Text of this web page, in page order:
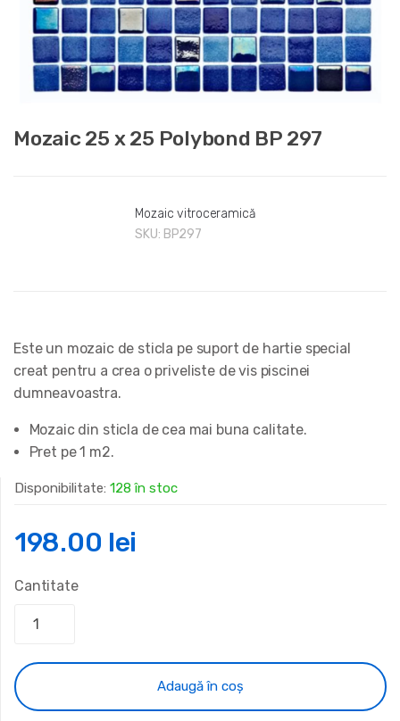
Mozaic 25 x 25 Polybond BP 297
Mozaic vitroceramică
SKU: BP297
Este un mozaic de sticla pe suport de hartie special
creat pentru a crea o priveliste de vis piscinei
dumneavoastra.
Mozaic din sticla de cea mai buna calitate.
Pret pe 1 m2.
Disponibilitate: 128 în stoc
198.00 lei
Cantitate
Adaugă în coș